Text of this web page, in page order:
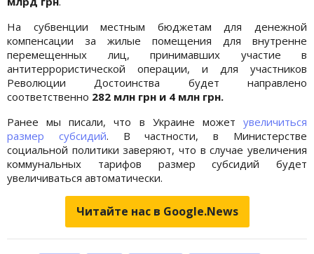
На субвенции местным бюджетам для денежной
компенсации за жилые помещения для внутренне
перемещенных лиц, принимавших участие в
антитеррористической операции, и для участников
Революции Достоинства будет направлено
соответственно 282 млн грн и 4 млн грн.
Ранее мы писали, что в Украине может увеличиться
размер субсидий. В частности, в Министерстве
социальной политики заверяют, что в случае увеличения
коммунальных тарифов размер субсидий будет
увеличиваться автоматически.
Читайте нас в Google.News